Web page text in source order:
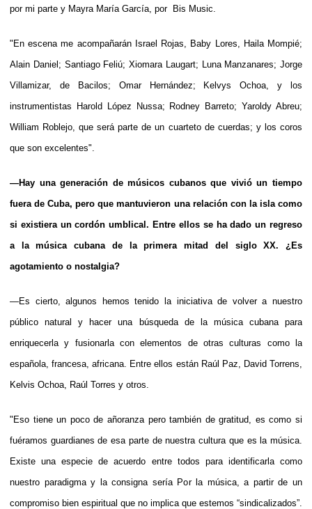
por mi parte y Mayra María García, por Bis Music.
"En escena me acompañarán Israel Rojas, Baby Lores, Haila Mompié;
Alain Daniel; Santiago Feliú; Xiomara Laugart; Luna Manzanares; Jorge
Villamizar, de Bacilos; Omar Hernández; Kelvys Ochoa, y los
instrumentistas Harold López Nussa; Rodney Barreto; Yaroldy Abreu;
William Roblejo, que será parte de un cuarteto de cuerdas; y los coros
que son excelentes".
—Hay una generación de músicos cubanos que vivió un tiempo
fuera de Cuba, pero que mantuvieron una relación con la isla como
si existiera un cordón umblical. Entre ellos se ha dado un regreso
a la música cubana de la primera mitad del siglo XX. ¿Es
agotamiento o nostalgia?
—Es cierto, algunos hemos tenido la iniciativa de volver a nuestro
público natural y hacer una búsqueda de la música cubana para
enriquecerla y fusionarla con elementos de otras culturas como la
española, francesa, africana. Entre ellos están Raúl Paz, David Torrens,
Kelvis Ochoa, Raúl Torres y otros.
"Eso tiene un poco de añoranza pero también de gratitud, es como si
fuéramos guardianes de esa parte de nuestra cultura que es la música.
Existe una especie de acuerdo entre todos para identificarla como
nuestro paradigma y la consigna sería Por la música, a partir de un
compromiso bien espiritual que no implica que estemos “sindicalizados”.